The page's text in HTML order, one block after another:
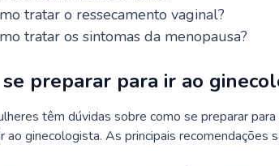
tratar o ressecamento vaginal?
tratar os sintomas da menopausa?
se preparar para ir ao
têm dúvidas sobre como se preparar
ao ginecologista. As principais recomendações